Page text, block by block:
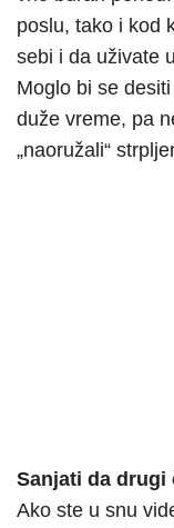
poslu, tako i kod
sebi i da uživate
Moglo bi se
duže vreme, pa
„naoružali“
Sanjati da drugi
Ako ste u snu